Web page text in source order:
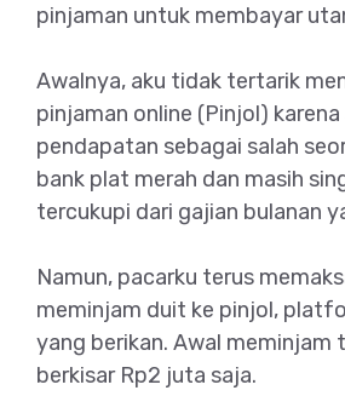
pinjaman untuk membayar
Awalnya, aku tidak tertarik
pinjaman online (Pinjol) karena
pendapatan sebagai salah
bank plat merah dan masih
tercukupi dari gajian bulanan
Namun, pacarku terus
meminjam duit ke pinjol,
yang berikan. Awal meminjam
berkisar Rp2 juta saja.